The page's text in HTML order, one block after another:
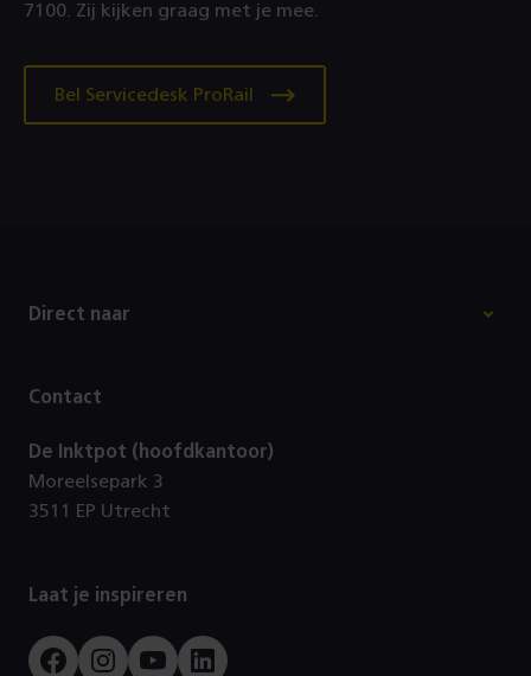
7100. Zij kijken graag met je mee.
Bel Servicedesk ProRail
Direct naar
Contact
De Inktpot (hoofdkantoor)
Moreelsepark 3
3511 EP Utrecht
Laat je inspireren
FacebookInstagram
YoutubeLinkedIn